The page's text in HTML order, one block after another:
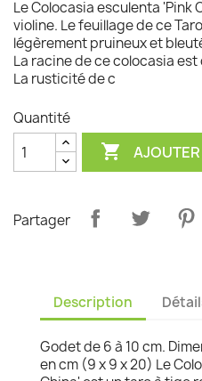
Le Colocasia esculenta 'Pink
violine. Le feuillage de ce
légèrement pruineux et
La racine de ce colocasia
La rusticité de c
Quantité

Partager
Description
Godet de 6 à 10 cm.
en cm (9 x 9 x 20) Le